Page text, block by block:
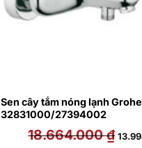
Sen cây tắm nóng lạnh Grohe
32831000/27394002
18.664.000₫ Giá
gốc